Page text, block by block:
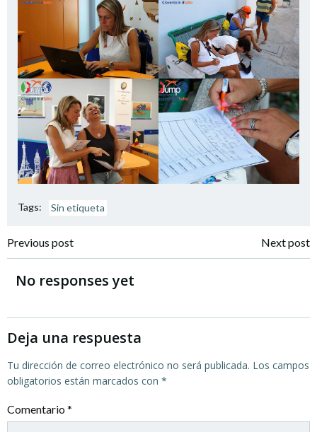
Tags: Sin etiqueta
Navegación
por
las
entradas
Previous post
Navegación
las
Next post
No responses yet
Deja una respuesta
Tu dirección de correo electrónico no será publicada. Los campos
obligatorios están marcados con *
Comentario*